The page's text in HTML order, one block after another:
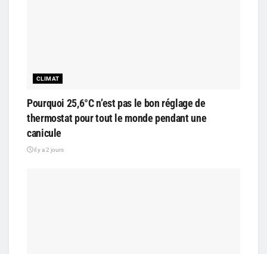
CLIMAT
Pourquoi 25,6°C n’est pas le bon réglage de
thermostat pour tout le monde pendant une
canicule
il y a 2 jours